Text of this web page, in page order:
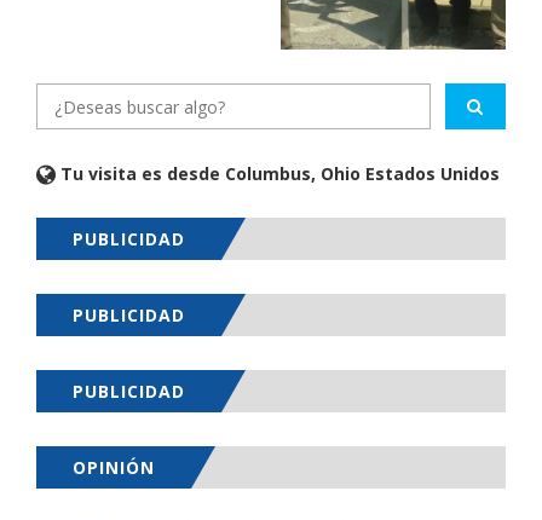
Tu visita es desde Columbus, Ohio Estados Unidos
PUBLICIDAD
PUBLICIDAD
PUBLICIDAD
OPINIÓN